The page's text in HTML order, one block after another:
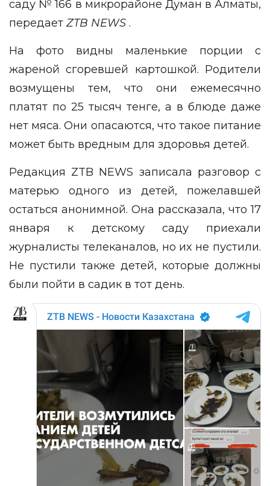
саду № 166 в микрорайоне Думан в Алматы,
передает ZTB NEWS .
На фото видны маленькие порции с
жареной сгоревшей картошкой. Родители
возмущены тем, что они ежемесячно
платят по 25 тысяч тенге, а в блюде даже
нет мяса. Они опасаются, что такое питание
может быть вредным для здоровья детей.
Редакция ZTB NEWS записала разговор с
матерью одного из детей, пожелавшей
остаться анонимной. Она рассказала, что 17
января к детскому саду приехали
журналисты телеканалов, но их не пустили.
Не пустили также детей, которые должны
были пойти в садик в тот день.